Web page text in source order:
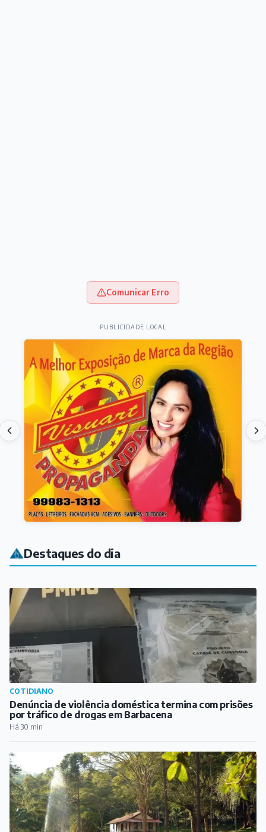
Comunicar Erro
PUBLICIDADE LOCAL
Destaques do dia
COTIDIANO
Denúncia de violência doméstica termina com prisões
por tráfico de drogas em Barbacena
Há 30 min